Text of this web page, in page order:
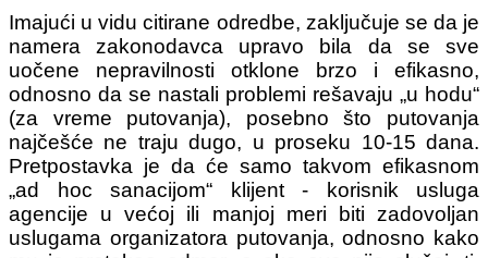
Imajući u vidu citirane odredbe, zaključuje se da je
namera zakonodavca upravo bila da se sve
uočene nepravilnosti otklone brzo i efikasno,
odnosno da se nastali problemi rešavaju „u hodu“
(za vreme putovanja), posebno što putovanja
najčešće ne traju dugo, u proseku 10-15 dana.
Pretpostavka je da će samo takvom efikasnоm
„ad hoc sanacijom“ klijent - korisnik usluga
agencije u većoj ili manjoj meri biti zadovoljan
uslugama organizatora putovanja, odnosno kako